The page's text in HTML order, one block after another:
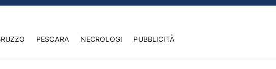
PESCARA NECROLOGI PUBBLICITÀ